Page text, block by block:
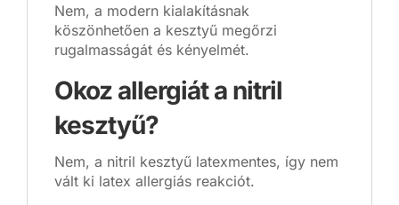
Nem, a modern kialakításnak
köszönhetően a kesztyű megőrzi
rugalmasságát és kényelmét.
Okoz allergiát a nitril
kesztyű?
Nem, a nitril kesztyű latexmentes, így nem
vált ki latex allergiás reakciót.